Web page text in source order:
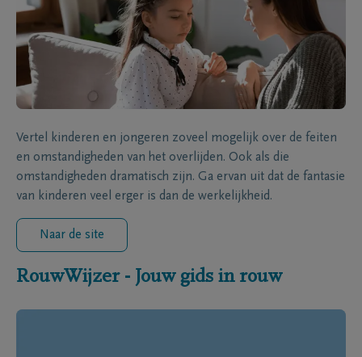
Vertel kinderen en jongeren zoveel mogelijk over de feiten
en omstandigheden van het overlijden. Ook als die
omstandigheden dramatisch zijn. Ga ervan uit dat de fantasie
van kinderen veel erger is dan de werkelijkheid.
Naar de site
RouwWijzer - Jouw gids in rouw